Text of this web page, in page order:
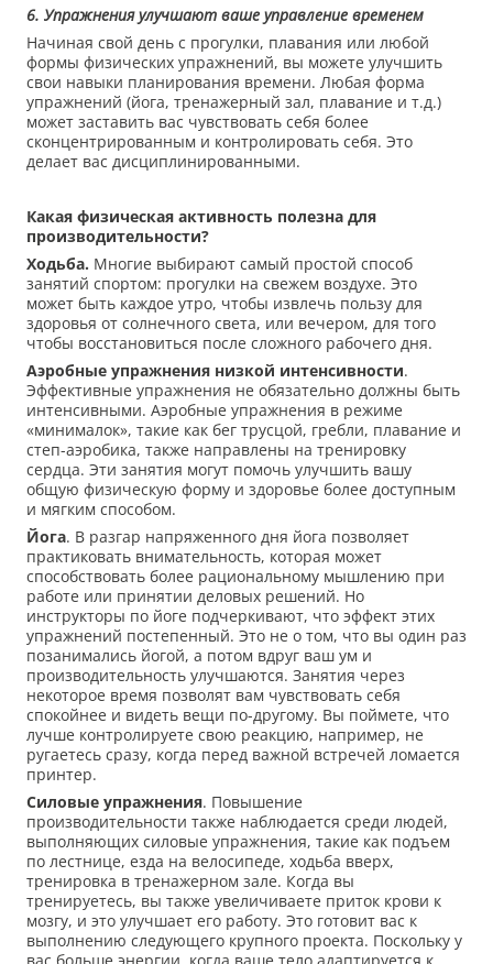
6. Упражнения улучшают ваше управление временем
Начиная свой день с прогулки, плавания или любой
формы физических упражнений, вы можете улучшить
свои навыки планирования времени. Любая форма
упражнений (йога, тренажерный зал, плавание и т.д.)
может заставить вас чувствовать себя более
сконцентрированным и контролировать себя. Это
делает вас дисциплинированными.
Какая физическая активность полезна для
производительности?
Ходьба. Многие выбирают самый простой способ
занятий спортом: прогулки на свежем воздухе. Это
может быть каждое утро, чтобы извлечь пользу для
здоровья от солнечного света, или вечером, для того
чтобы восстановиться после сложного рабочего дня.
Аэробные упражнения низкой интенсивности.
Эффективные упражнения не обязательно должны быть
интенсивными. Аэробные упражнения в режиме
«минималок», такие как бег трусцой, гребли, плавание и
степ-аэробика, также направлены на тренировку
сердца. Эти занятия могут помочь улучшить вашу
общую физическую форму и здоровье более доступным
и мягким способом.
Йога. В разгар напряженного дня йога позволяет
практиковать внимательность, которая может
способствовать более рациональному мышлению при
работе или принятии деловых решений. Но
инструкторы по йоге подчеркивают, что эффект этих
упражнений постепенный. Это не о том, что вы один раз
позанимались йогой, а потом вдруг ваш ум и
производительность улучшаются. Занятия через
некоторое время позволят вам чувствовать себя
спокойнее и видеть вещи по-другому. Вы поймете, что
лучше контролируете свою реакцию, например, не
ругаетесь сразу, когда перед важной встречей ломается
принтер.
Силовые упражнения. Повышение
производительности также наблюдается среди людей,
выполняющих силовые упражнения, такие как подъем
по лестнице, езда на велосипеде, ходьба вверх,
тренировка в тренажерном зале. Когда вы
тренируетесь, вы также увеличиваете приток крови к
мозгу, и это улучшает его работу. Это готовит вас к
выполнению следующего крупного проекта. Поскольку у